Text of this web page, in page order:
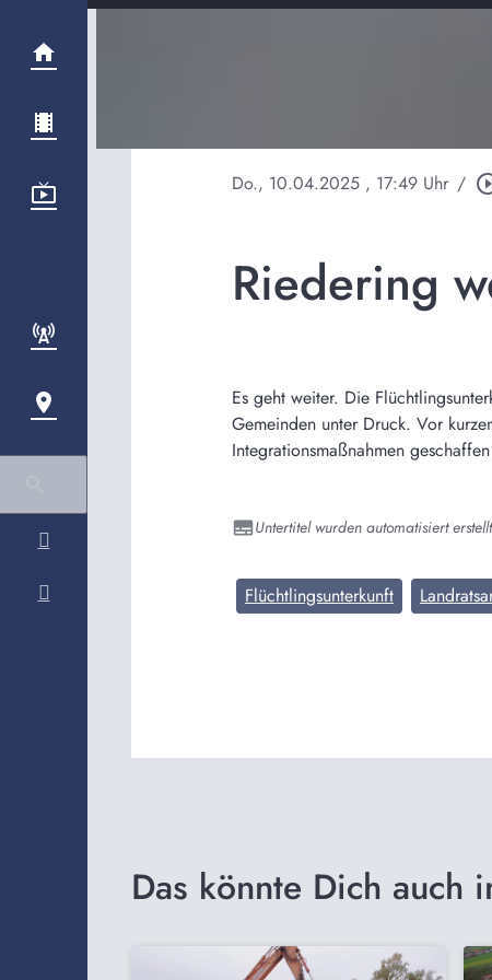
Do., 10.04.2025 , 17:49 Uhr /
Riedering
Es geht weiter. Die
Gemeinden unter Druck. Vor
Integrationsmaßnahmen
Untertitel wurden automatisiert erstellt
Flüchtlingsunterkunft
Das könnte Dich auch